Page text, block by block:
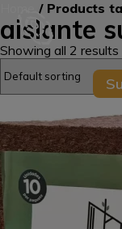
/ Products
aislante
Showing all 2 results